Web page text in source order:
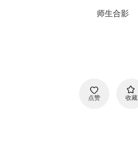
师生合影
点赞 收藏